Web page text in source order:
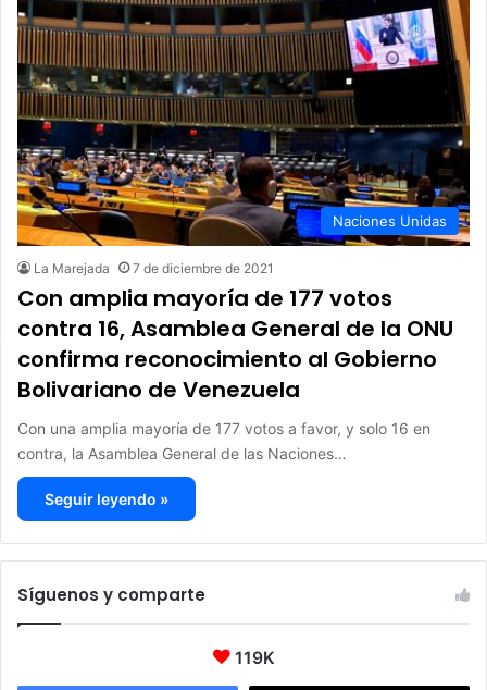
Naciones Unidas
La Marejada 7 de diciembre de 2021
Con amplia mayoría de 177 votos
contra 16, Asamblea General de la ONU
confirma reconocimiento al Gobierno
Bolivariano de Venezuela
Con una amplia mayoría de 177 votos a favor, y solo 16 en
contra, la Asamblea General de las Naciones…
Seguir leyendo »
Síguenos y comparte
119K